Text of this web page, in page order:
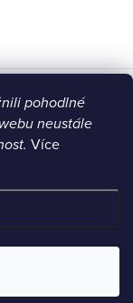
pohodlné
neustále
Více
vyhrazena.